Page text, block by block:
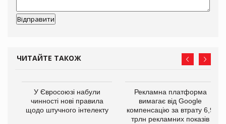
ЧИТАЙТЕ ТАКОЖ
У Євросоюзі набули
чинності нові правила
щодо штучного інтелекту
Рекламна платформа
вимагає від Google
компенсацію за втрату 6,9
трлн рекламних показів